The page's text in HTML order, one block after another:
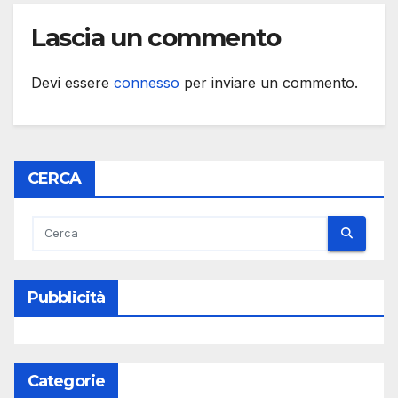
Lascia un commento
Devi essere connesso per inviare un commento.
CERCA
Pubblicità
Categorie